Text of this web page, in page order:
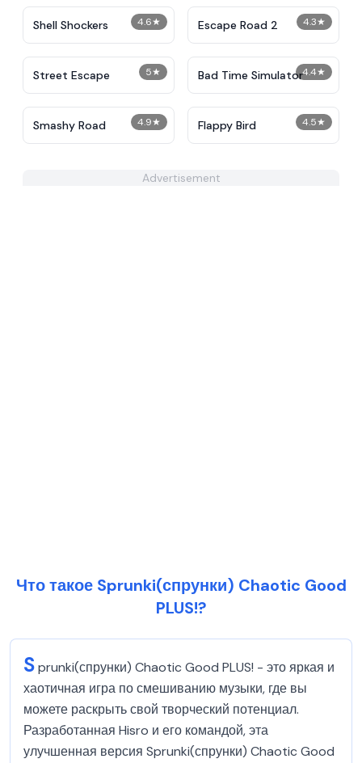
4.6★
Shell Shockers 4.3★
Escape Road 2
5★
Street Escape 4.4★
Bad Time Simulator
4.9★
Smashy Road 4.5★
Flappy Bird
Advertisement
Что такое Sprunki(спрунки) Chaotic Good
PLUS!?
Sprunki(спрунки) Chaotic Good PLUS! - это яркая и
хаотичная игра по смешиванию музыки, где вы
можете раскрыть свой творческий потенциал.
Разработанная Hisro и его командой, эта
улучшенная версия Sprunki(спрунки) Chaotic Good